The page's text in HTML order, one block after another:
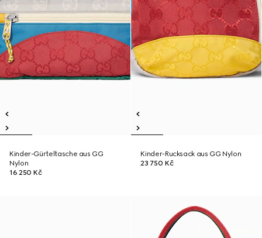
Kinder-Gürteltasche aus GG
Nylon
16 250 Kč
Kinder-Rucksack aus GG Nylon
23 750 Kč